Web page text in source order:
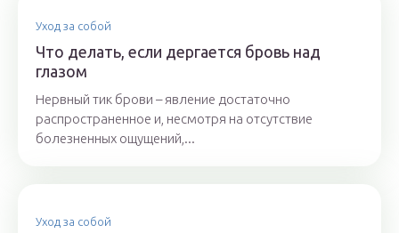
Уход за собой
Что делать, если дергается бровь над
глазом
Нервный тик брови – явление достаточно
распространенное и, несмотря на отсутствие
болезненных ощущений,...
Уход за собой